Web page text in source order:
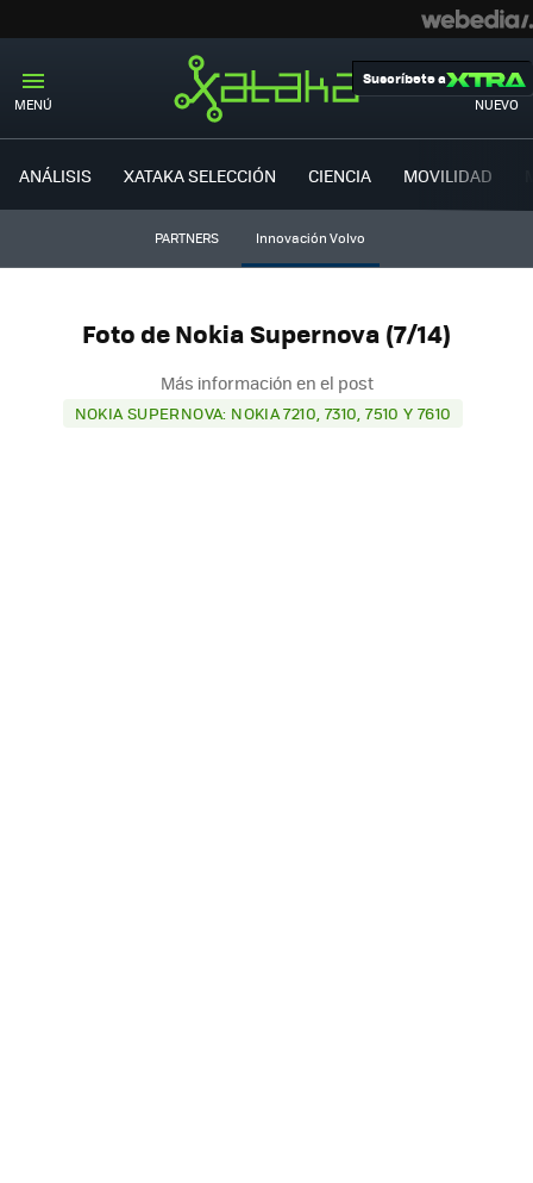
MENÚ NUEVO
Suscríbete a
ANÁLISIS XATAKA SELECCIÓN CIENCIA MOVILIDAD
PARTNERS Innovación Volvo
Foto de Nokia Supernova (7/14)
Más información en el post
NOKIA SUPERNOVA: NOKIA 7210, 7310, 7510 Y 7610